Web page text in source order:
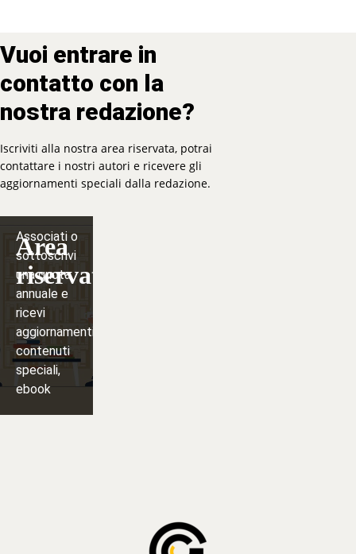
Vuoi entrare in
contatto con la
nostra redazione?
Iscriviti alla nostra area riservata, potrai
contattare i nostri autori e ricevere gli
aggiornamenti speciali dalla redazione.
Area
riservata
Associati o
sottoscrivi
una quota
annuale e
ricevi
aggiornamenti,
contenuti
speciali,
ebook